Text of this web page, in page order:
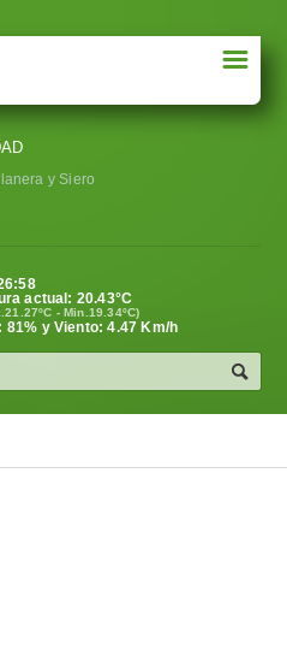
☰
y Siero
actual: 20.43°C
- Min.19.34ºC)
81% y Viento: 4.47 Km/h